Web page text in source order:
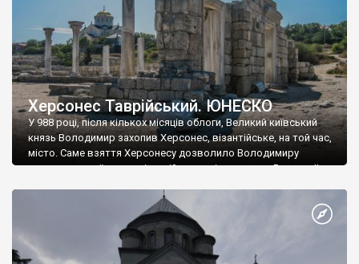
Херсонес Таврійський. ЮНЕСКО
У 988 році, після кількох місяців облоги, Великий київський
князь Володимир захопив Херсонес, візантійське, на той час,
місто. Саме взяття Херсонесу дозволило Володимиру
диктувати свої умови візантійському імператору Василю ІІ, та
Херсонесі Володимир-язичник, став Василем-християнином.
А потім було Хрещення Русі. На честь Херсонесу Таврійського